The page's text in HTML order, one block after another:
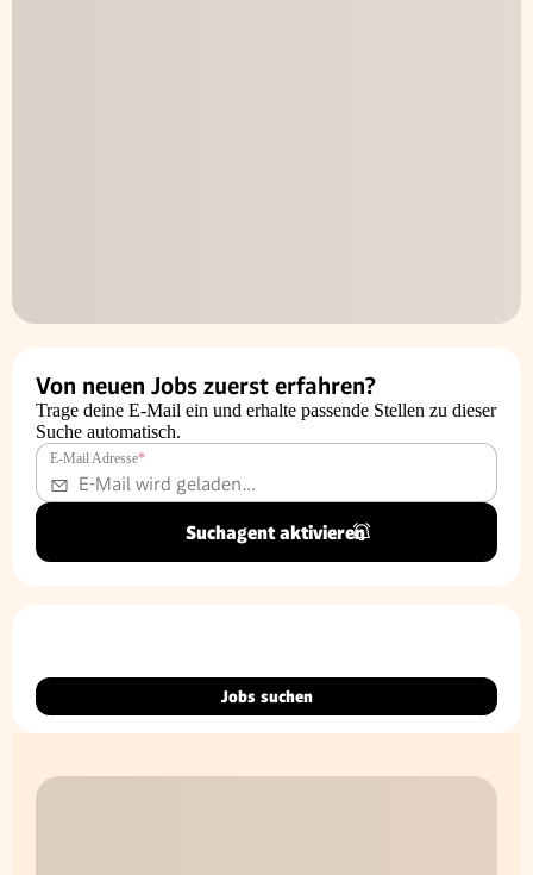
Von neuen Jobs zuerst erfahren?
Trage deine E-Mail ein und erhalte passende Stellen zu dieser
Suche automatisch.
E-Mail Adresse*
Suchagent aktivieren
Jobs suchen